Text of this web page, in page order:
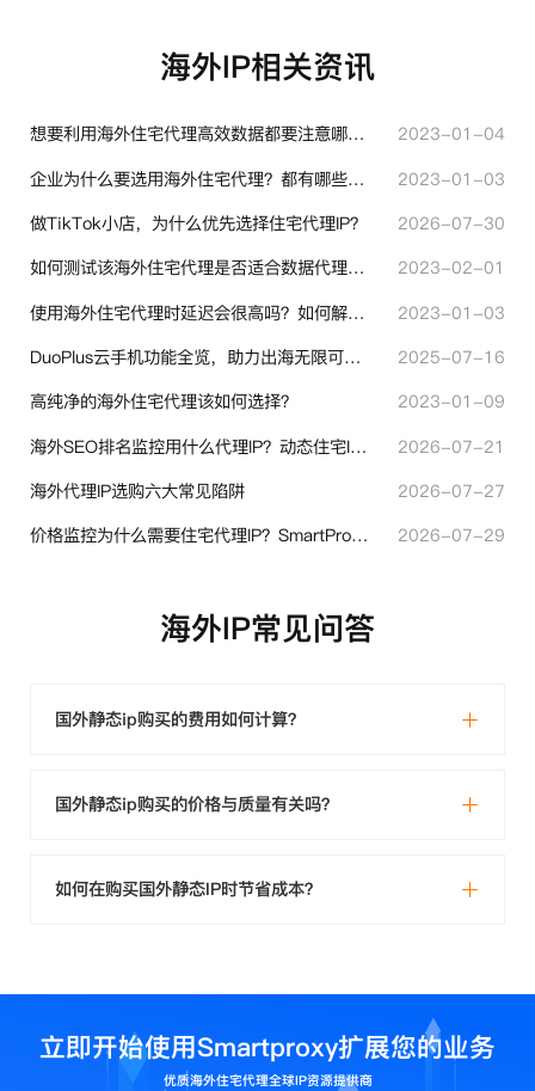
海外IP相关资讯
想要利用海外住宅代理高效数据都要注意哪些地方？
2023-01-04
企业为什么要选用海外住宅代理？都有哪些帮助？
2023-01-03
做TikTok小店，为什么优先选择住宅代理IP？
2026-07-30
如何测试该海外住宅代理是否适合数据代理使用？
2023-02-01
使用海外住宅代理时延迟会很高吗？如何解决？
2023-01-03
DuoPlus云手机功能全览，助力出海无限可能！
2025-07-16
高纯净的海外住宅代理该如何选择？
2023-01-09
海外SEO排名监控用什么代理IP？动态住宅IP与静态住宅IP怎么选
2026-07-21
海外代理IP选购六大常见陷阱
2026-07-27
价格监控为什么需要住宅代理IP？SmartProxy助力跨境商家实现全球竞品数据采集
2026-07-29
海外IP常见问答
国外静态ip购买的费用如何计算？
国外静态ip购买的价格与质量有关吗？
如何在购买国外静态IP时节省成本？
立即开始使用Smartproxy扩展您的业务
优质海外住宅代理全球IP资源提供商